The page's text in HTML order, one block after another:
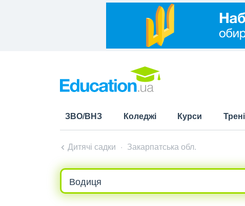
ЗВО/ВНЗ Коледжі Курси
Дитячі садки Закарпатська обл.